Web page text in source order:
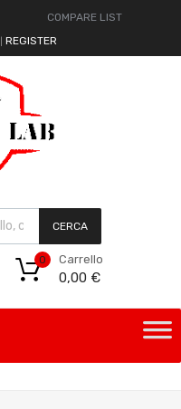
COMPARE LIST
REGISTER
CERCA
Carrello
0,00 €
0